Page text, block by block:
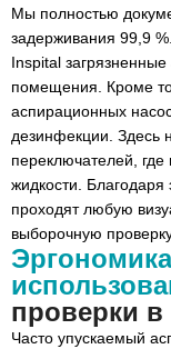
Мы полностью
задерживания 99,9
Inspital
помещения. Кроме
аспирационных
дезинфекции. Здесь
переключателей,
жидкости.
проходят любую
выборочную
проверки в
Часто упускаемый